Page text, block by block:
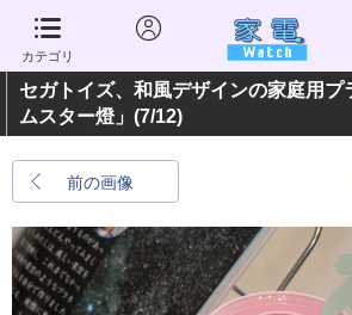
カテゴリ
セガトイズ、和風デザインの家庭用プ
ムスター燈」 (7/12)
前の画像